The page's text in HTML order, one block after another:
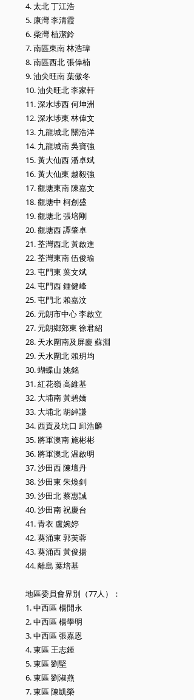
4. 太北 丁江浩
5. 康灣 李清霞
6. 柴灣 植潔鈴
7. 南區東南 林浩瑋
8. 南區西北 張偉楠
9. 油尖旺南 葉傲冬
10. 油尖旺北 李家軒
11. 深水埗西 何坤洲
12. 深水埗東 林偉文
13. 九龍城北 關浩洋
14. 九龍城南 吳寶強
15. 黃大仙西 潘卓斌
16. 黃大仙東 越毅強
17. 觀塘東南 陳嘉文
18. 觀塘中 柯創盛
19. 觀塘北 張培剛
20. 觀塘西 譚肇卓
21. 荃灣西北 黃啟進
22. 荃灣東南 伍俊瑜
23. 屯門東 葉文斌
24. 屯門西 鍾健峰
25. 屯門北 賴嘉汶
26. 元朗市中心 李啟立
27. 元朗鄉郊東 徐君紹
28. 天水圍南及屏廈 蘇淵
29. 天水圍北 賴玥均
30. 蝴蝶山 姚銘
31. 紅花嶺 高維基
32. 大埔南 黃碧嬌
33. 大埔北 胡綽謙
34. 西貢及坑口 邱浩麟
35. 將軍澳南 施彬彬
36. 將軍澳北 温啟明
37. 沙田西 陳壇丹
38. 沙田東 朱煥釗
39. 沙田北 蔡惠誠
40. 沙田南 祝慶台
41. 青衣 盧婉婷
42. 葵涌東 郭芙蓉
43. 葵涌西 黃俊揚
44. 離島 葉培基
地區委員會界別（77人）：
1. 中西區 楊開永
2. 中西區 楊學明
3. 中西區 張嘉恩
4. 東區 王志鍾
5. 東區 劉堅
6. 東區 劉淑燕
7. 東區 陳凱榮